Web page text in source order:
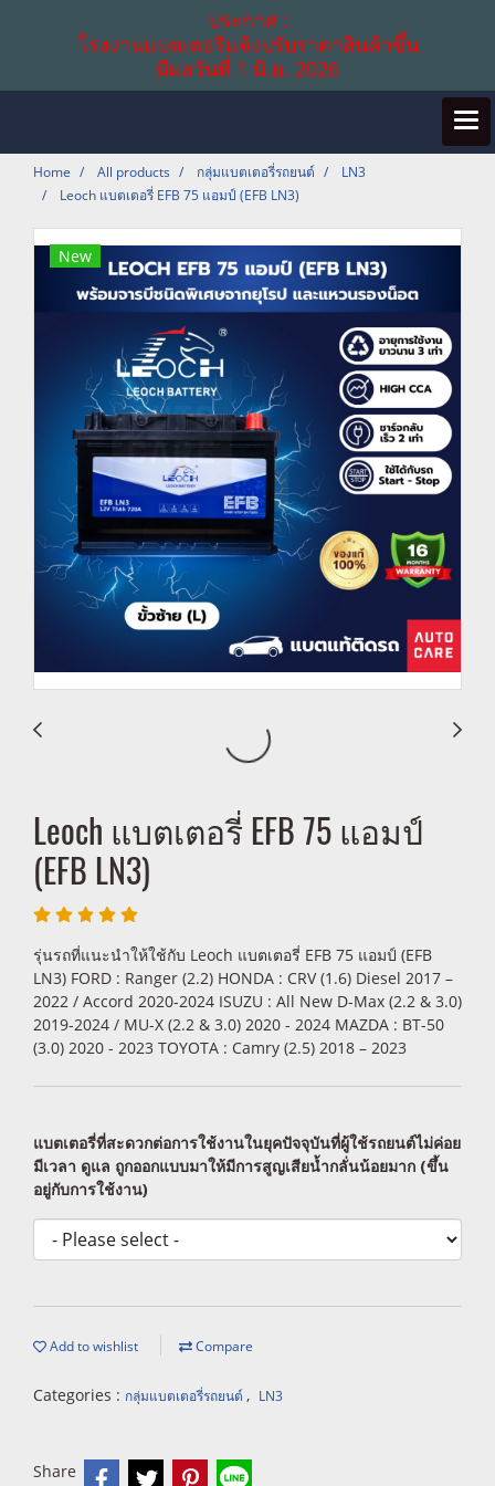
ประกาศ :
โรงงานแบตเตอรี่แจ้งปรับราคาสินค้าขึ้น
มีผลวันที่ 1 มิ.ย. 2026
Home All products กลุ่มแบตเตอรี่รถยนต์
LN3
Leoch แบตเตอรี่ EFB 75 แอมป์ (EFB LN3)
New
Leoch แบตเตอรี่ EFB 75 แอมป์
(EFB LN3)
รุ่นรถที่แนะนำให้ใช้กับ Leoch แบตเตอรี่ EFB 75 แอมป์ (EFB
LN3) FORD : Ranger (2.2) HONDA : CRV (1.6) Diesel 2017 –
2022 / Accord 2020-2024 ISUZU : All New D-Max (2.2 & 3.0)
2019-2024 / MU-X (2.2 & 3.0) 2020 - 2024 MAZDA : BT-50
(3.0) 2020 - 2023 TOYOTA : Camry (2.5) 2018 – 2023
แบตเตอรี่ที่สะดวกต่อการใช้งานในยุคปัจจุบันที่ผู้ใช้รถยนต์ไม่ค่อย
มีเวลา ดูแล ถูกออกแบบมาให้มีการสูญเสียน้ำกลั่นน้อยมาก (ขึ้น
อยู่กับการใช้งาน)
Add to wishlist Compare
Categories : กลุ่มแบตเตอรี่รถยนต์, LN3
Share